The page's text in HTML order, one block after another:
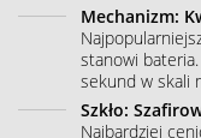
Mechanizm:
stanowi
sekund w skali
Szkło:
Najbardziej